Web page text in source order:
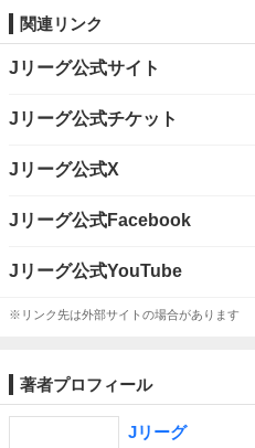
関連リンク
Jリーグ公式サイト
Jリーグ公式チケット
Jリーグ公式X
Jリーグ公式Facebook
Jリーグ公式YouTube
※リンク先は外部サイトの場合があります
著者プロフィール
Jリーグ